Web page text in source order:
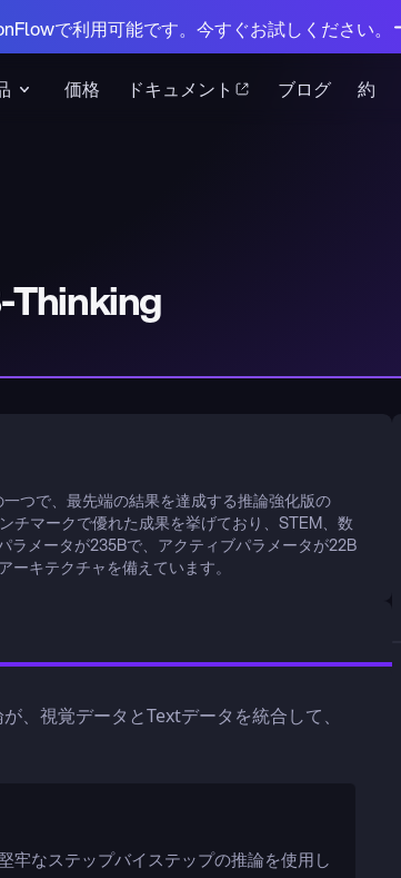
価格 ドキュメント ブログ 約
で利用可能です。今すぐお試しください。
つで、最先端の結果を達成する推論強化版の
チマークで優れた成果を挙げており、STEM、数
ラメータが235Bで、アクティブパラメータが22B
キテクチャを備えています。
視覚データとTextデータを統合して、
牢なステップバイステップの推論を使用し